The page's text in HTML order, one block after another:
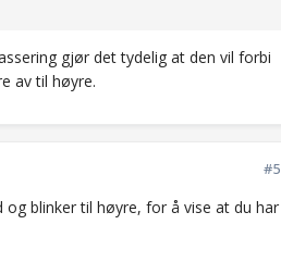
gjør det tydelig at den vil forbi
av til høyre.
#5
blinker til høyre, for å vise at du har